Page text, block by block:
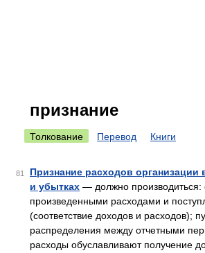
признание
Толкование Перевод Книги
81
Признание расходов организации
и убытках — должно производиться:
произведенными расходами и
(соответствие доходов и расходов);
распределения между отчетными
расходы обуславливают получение